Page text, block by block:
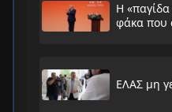
Η
φάκα που
ΕΛΑΣ μη